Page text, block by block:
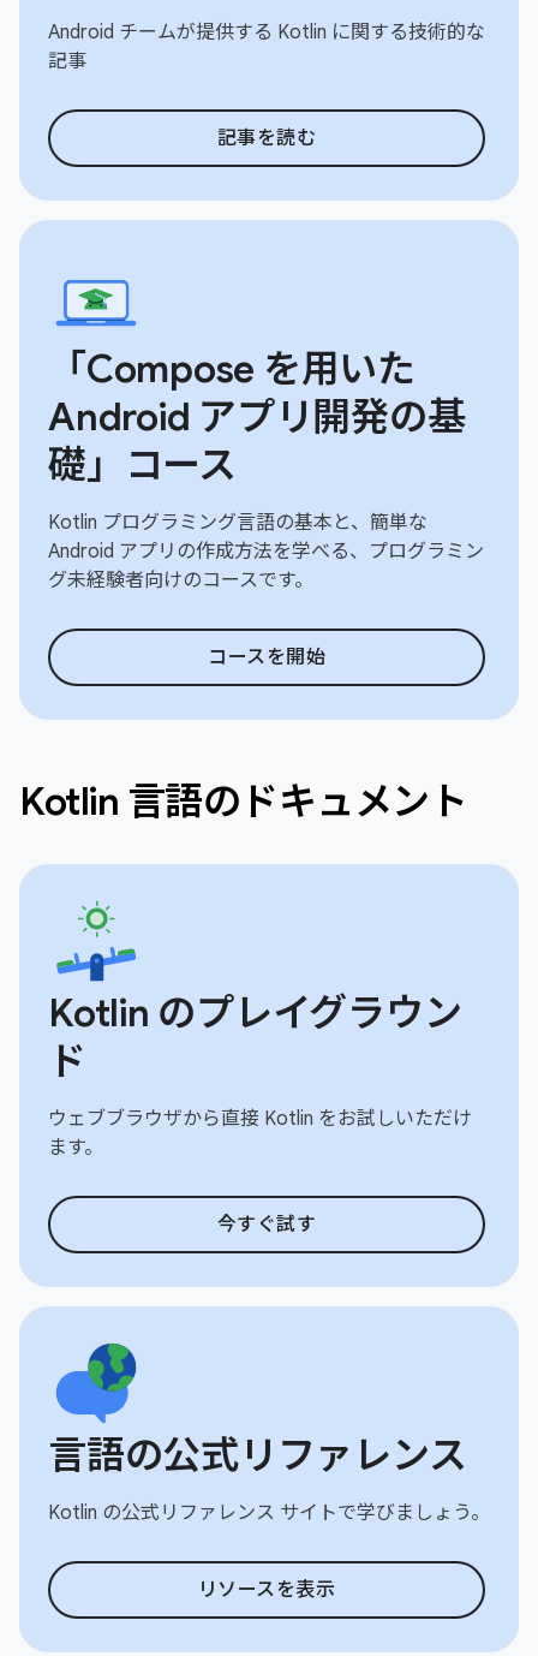
Android チームが提供する Kotlin に関する技術的な
記事
記事を読む
「Compose を用いた
Android アプリ開発の基
礎」コース
Kotlin プログラミング言語の基本と、簡単な
Android アプリの作成方法を学べる、プログラミン
グ未経験者向けのコースです。
コースを開始
Kotlin 言語のドキュメント
Kotlin のプレイグラウン
ド
ウェブブラウザから直接 Kotlin をお試しいただけ
ます。
今すぐ試す
言語の公式リファレンス
Kotlin の公式リファレンス サイトで学びましょう。
リソースを表示